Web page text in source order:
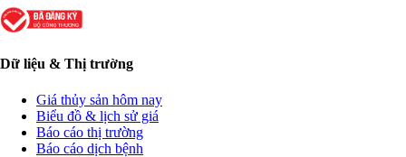
Dữ liệu & Thị trường
Giá thủy sản hôm nay
Biểu đồ & lịch sử giá
Báo cáo thị trường
Báo cáo dịch bệnh